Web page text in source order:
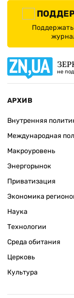
не
АРХИВ
Внутренняя
Международная
Макроуровень
Энергорынок
Приватизация
Экономика
Наука
Технологии
Среда обитания
Церковь
Культура